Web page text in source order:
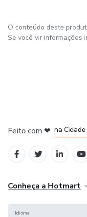
O conteúdo deste
Se você vir informações
Feito com ❤ na
Conheça a Hotmart
Idioma